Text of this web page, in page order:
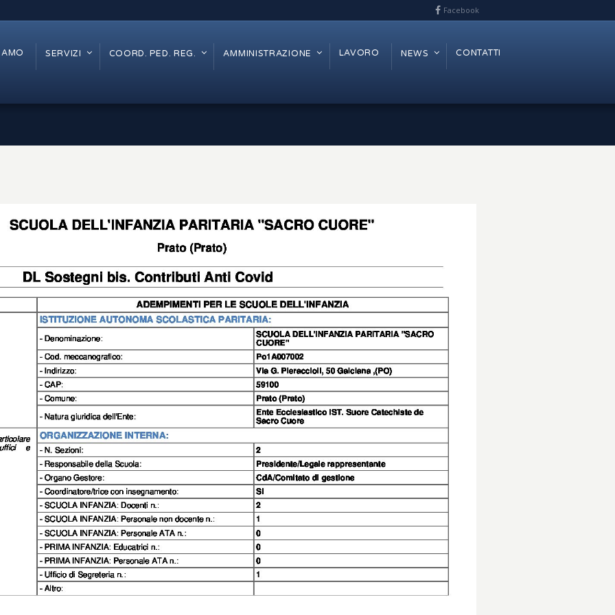
Facebook
SERVIZI COORD. PED. REG. AMMINISTRAZIONE LAVORO NEWS CONTATTI